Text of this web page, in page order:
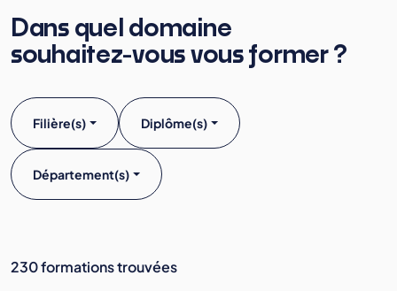
Dans quel domaine
souhaitez-vous vous former ?
Filière(s) Diplôme(s)
Département(s)
230 formations trouvées